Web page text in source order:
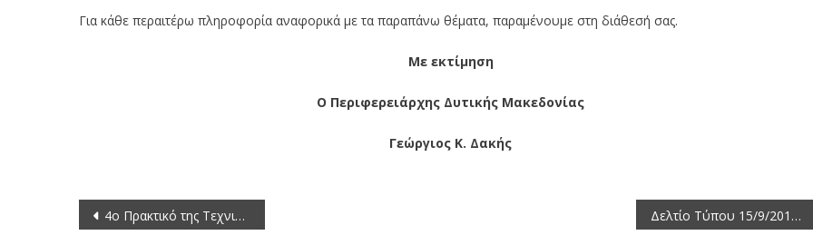
Για κάθε περαιτέρω πληροφορία αναφορικά με τα παραπάνω θέματα, παραμένουμε στη διάθεσή σας.
Με εκτίμηση
Ο Περιφερειάρχης Δυτικής Μακεδονίας
Γεώργιος Κ. Δακής
Πλοήγηση
4ο Πρακτικό της Τεχνικής Επιτροπής παρακολούθησης των μετακινήσεων των Ν-ΝΔ πρανών του ορυχείου Μαυροπηγής (Π.Ε. ΚΟΖΑΝΗΣ – ΔΕΗ – Α.Π.Θ. – ΙΓΜΕ – ΑΝΚΟ) Δελτίο Τύπου 15/9/2012